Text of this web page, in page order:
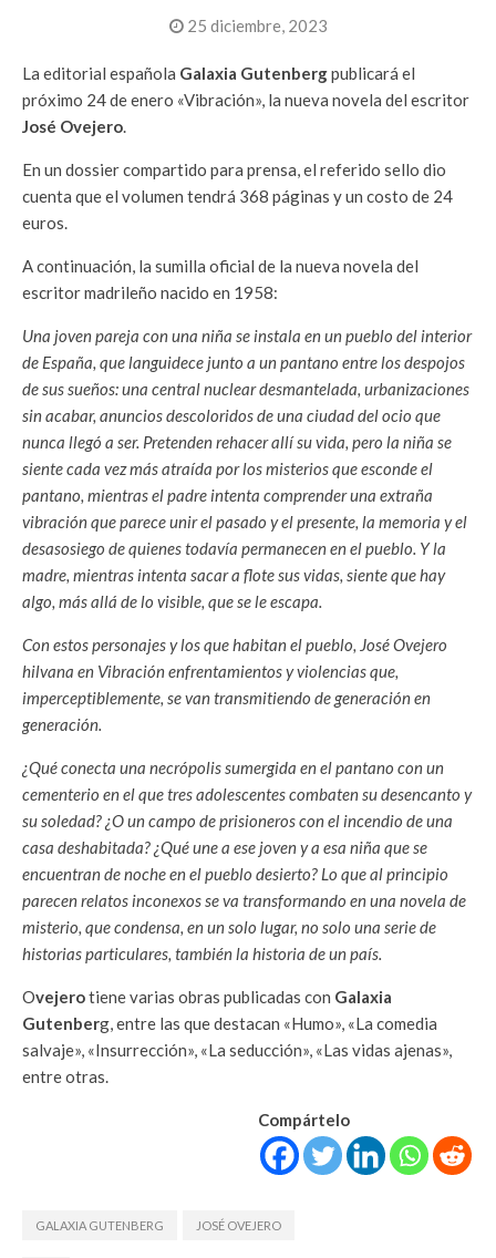
25 diciembre, 2023
La editorial española Galaxia Gutenbergpublicará el
próximo 24 de enero «Vibración», la nueva novela del escritor
José Ovejero.
En un dossier compartido para prensa, el referido sello dio
cuenta que el volumen tendrá 368 páginas y un costo de 24
euros.
A continuación, la sumilla oficial de la nueva novela del
escritor madrileño nacido en 1958:
Una joven pareja con una niña se instala en un pueblo del interior
de España, que languidece junto a un pantano entre los despojos
de sus sueños: una central nuclear desmantelada, urbanizaciones
sin acabar, anuncios descoloridos de una ciudad del ocio que
nunca llegó a ser. Pretenden rehacer allí su vida, pero la niña se
siente cada vez más atraída por los misterios que esconde el
pantano, mientras el padre intenta comprender una extraña
vibración que parece unir el pasado y el presente, la memoria y el
desasosiego de quienes todavía permanecen en el pueblo. Y la
madre, mientras intenta sacar a flote sus vidas, siente que hay
algo, más allá de lo visible, que se le escapa.
Con estos personajes y los que habitan el pueblo, José Ovejero
hilvana en Vibración enfrentamientos y violencias que,
imperceptiblemente, se van transmitiendo de generación en
generación.
¿Qué conecta una necrópolis sumergida en el pantano con un
cementerio en el que tres adolescentes combaten su desencanto y
su soledad? ¿O un campo de prisioneros con el incendio de una
casa deshabitada? ¿Qué une a ese joven y a esa niña que se
encuentran de noche en el pueblo desierto? Lo que al principio
parecen relatos inconexos se va transformando en una novela de
misterio, que condensa, en un solo lugar, no solo una serie de
historias particulares, también la historia de un país.
Ovejerotiene varias obras publicadas con Galaxia
Gutenberg, entre las que destacan «Humo», «La comedia
salvaje», «Insurrección», «La seducción», «Las vidas ajenas»,
entre otras.
Compártelo
GALAXIA GUTENBERG JOSÉ OVEJERO